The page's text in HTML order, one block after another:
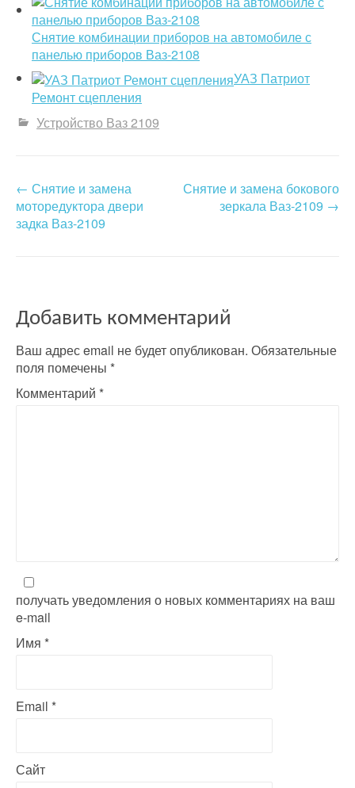
Снятие комбинации приборов на автомобиле с
панелью приборов Ваз-2108
УАЗ Патриот
Ремонт сцепления
Устройство Ваз 2109
P
o
n
a
v
i
← Снятие и замена
моторедуктора двери
задка Ваз-2109
Снятие и замена бокового
зеркала Ваз-2109 →
Добавить комментарий
Ваш адрес email не будет опубликован. Обязательные
поля помечены *
Комментарий *
получать уведомления о новых комментариях на ваш
e-mail
Имя *
Email *
Сайт